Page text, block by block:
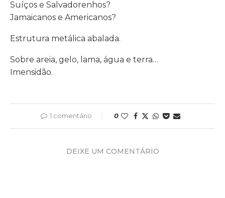
Suíços e Salvadorenhos?
Jamaicanos e Americanos?
Estrutura metálica abalada.
Sobre areia, gelo, lama, água e terra…
Imensidão.
1 comentário 0
DEIXE UM COMENTÁRIO